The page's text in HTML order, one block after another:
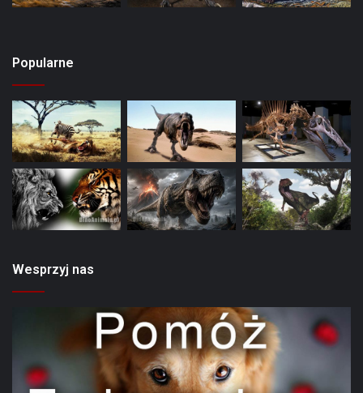
Popularne
Wesprzyj nas